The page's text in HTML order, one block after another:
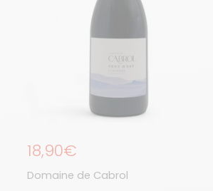
Prix régulier
18,90€
Domaine de Cabrol